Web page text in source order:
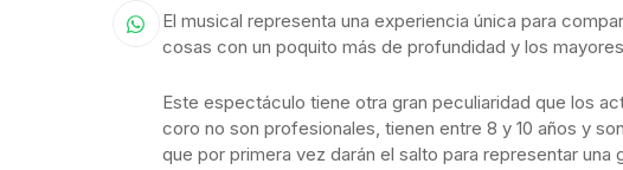
El musical representa una experiencia única para
cosas con un poquito más de profundidad y los
Este espectáculo tiene otra gran peculiaridad que los
coro no son profesionales, tienen entre 8 y 10 años y
que por primera vez darán el salto para representar una